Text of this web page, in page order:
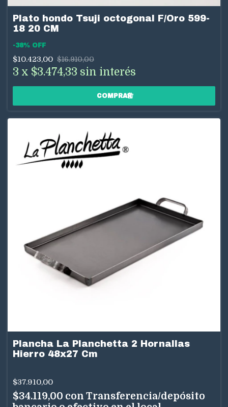
Plato hondo Tsuji octogonal F/Oro 599-
18 20 CM
-38% OFF
$10.423,00 $16.910,00
3 x $3.474,33 sin interés
Plancha La Planchetta 2 Hornallas
Hierro 48x27 Cm
$37.910,00
$34.119,00 con Transferencia/depósito